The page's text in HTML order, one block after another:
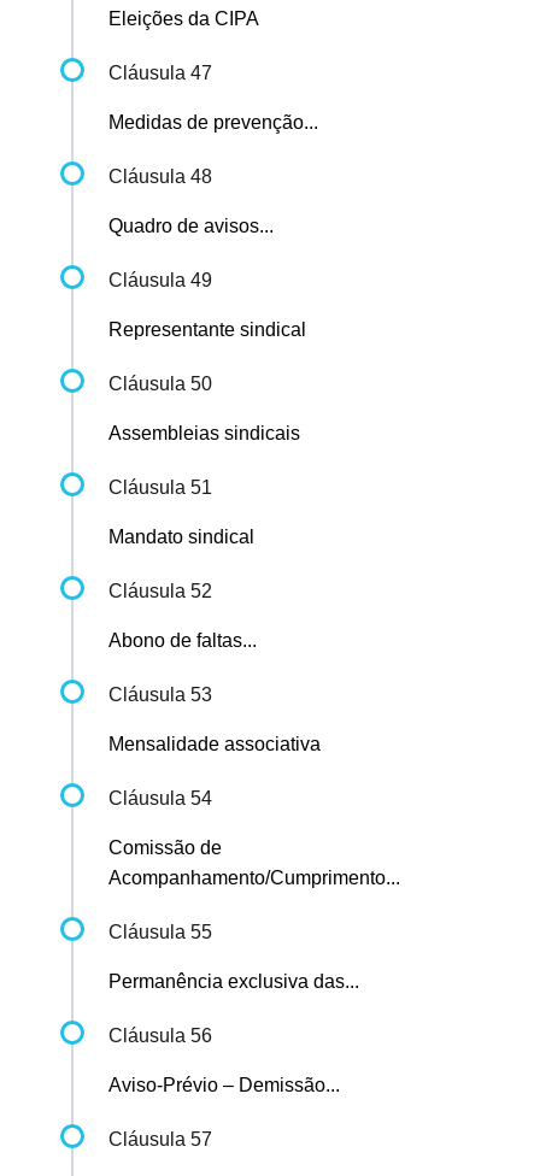
Eleições da CIPA
Cláusula 47
Medidas de prevenção...
Cláusula 48
Quadro de avisos...
Cláusula 49
Representante sindical
Cláusula 50
Assembleias sindicais
Cláusula 51
Mandato sindical
Cláusula 52
Abono de faltas...
Cláusula 53
Mensalidade associativa
Cláusula 54
Comissão de
Acompanhamento/Cumprimento...
Cláusula 55
Permanência exclusiva das...
Cláusula 56
Aviso-Prévio – Demissão...
Cláusula 57